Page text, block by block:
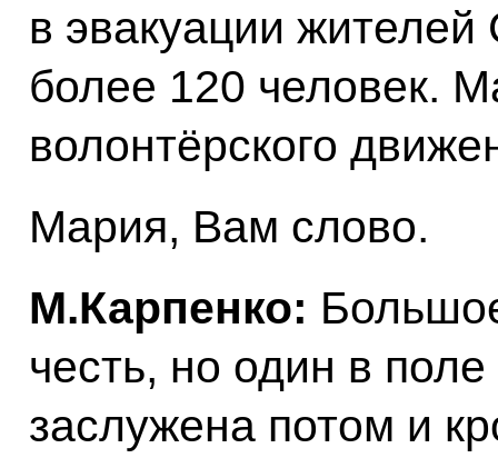
в эвакуации
более 120 человек.
волонтёрского
Мария, Вам слово.
М.Карпенко:
честь, но один в
заслужена потом и